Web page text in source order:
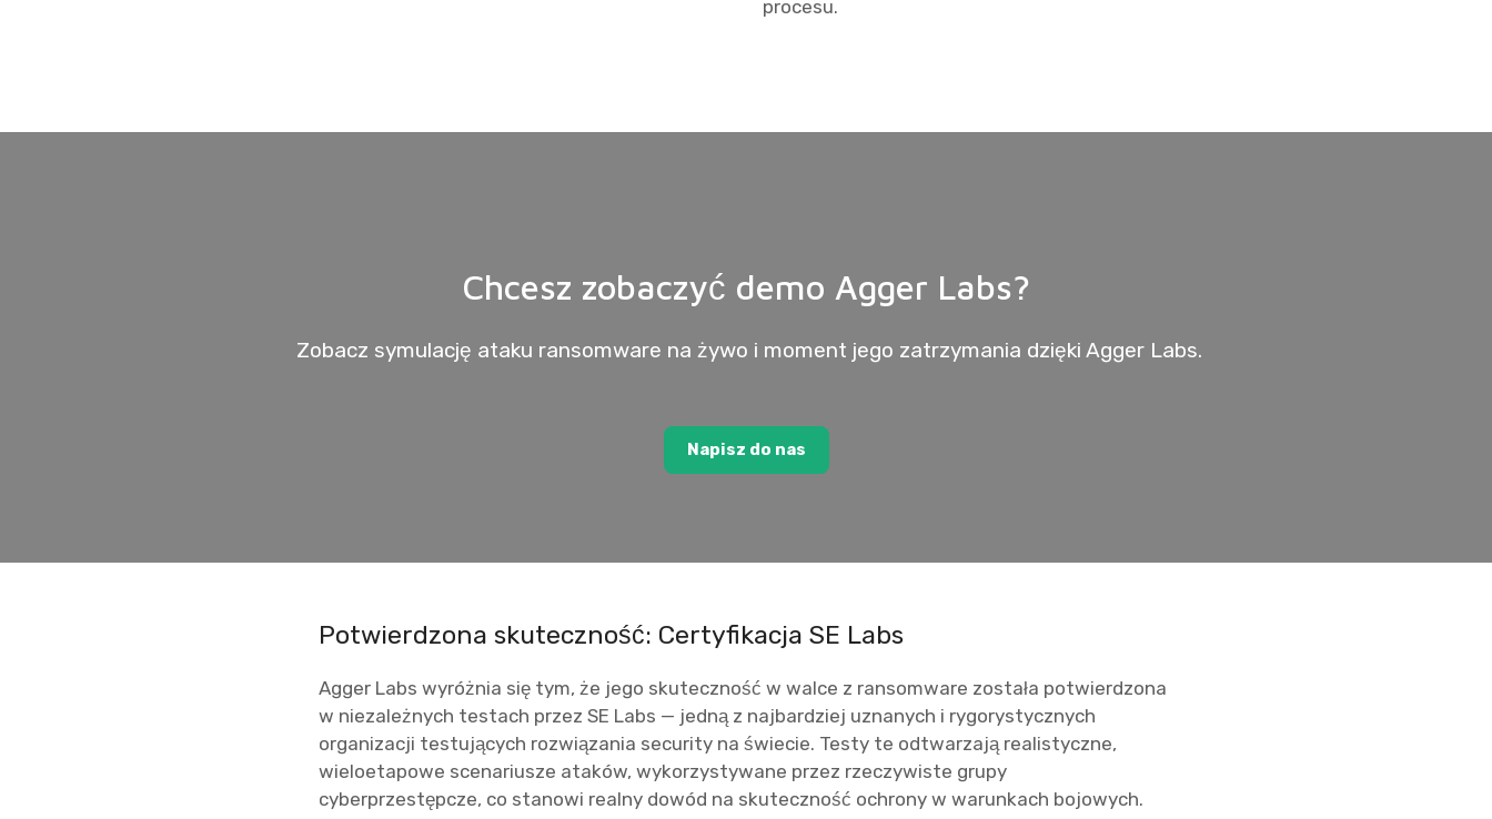
procesu.
Chcesz zobaczyć demo Agger Labs?
Zobacz symulację ataku ransomware na żywo i moment jego zatrzymania dzięki Agger Labs.
Napisz do nas
Potwierdzona skuteczność: Certyfikacja SE Labs
Agger Labs wyróżnia się tym, że jego skuteczność w walce z ransomware została potwierdzona
w niezależnych testach przez SE Labs — jedną z najbardziej uznanych i rygorystycznych
organizacji testujących rozwiązania security na świecie. Testy te odtwarzają realistyczne,
wieloetapowe scenariusze ataków, wykorzystywane przez rzeczywiste grupy
cyberprzestępcze, co stanowi realny dowód na skuteczność ochrony w warunkach bojowych.